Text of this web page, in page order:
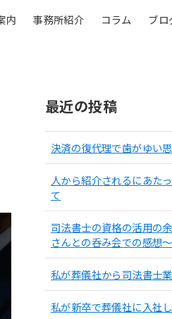
内 事務所紹介 コラム ブロ
最近の投稿
決済の復代理で歯がゆい
人から紹介されるにあた
て
司法書士の資格の活用の
さんとの呑み会での感想〜
私が葬儀社から司法書士
私が新卒で葬儀社に入社